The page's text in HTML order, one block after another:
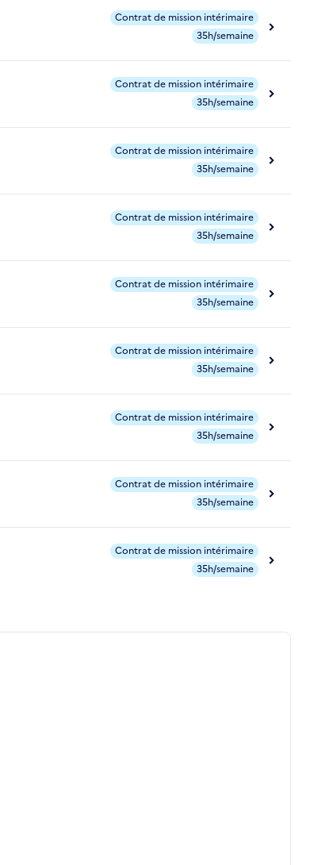
Contrat de mission intérimaire
35h/semaine
Contrat de mission intérimaire
35h/semaine
Contrat de mission intérimaire
35h/semaine
Contrat de mission intérimaire
35h/semaine
Contrat de mission intérimaire
35h/semaine
Contrat de mission intérimaire
35h/semaine
Contrat de mission intérimaire
35h/semaine
Contrat de mission intérimaire
35h/semaine
Contrat de mission intérimaire
35h/semaine